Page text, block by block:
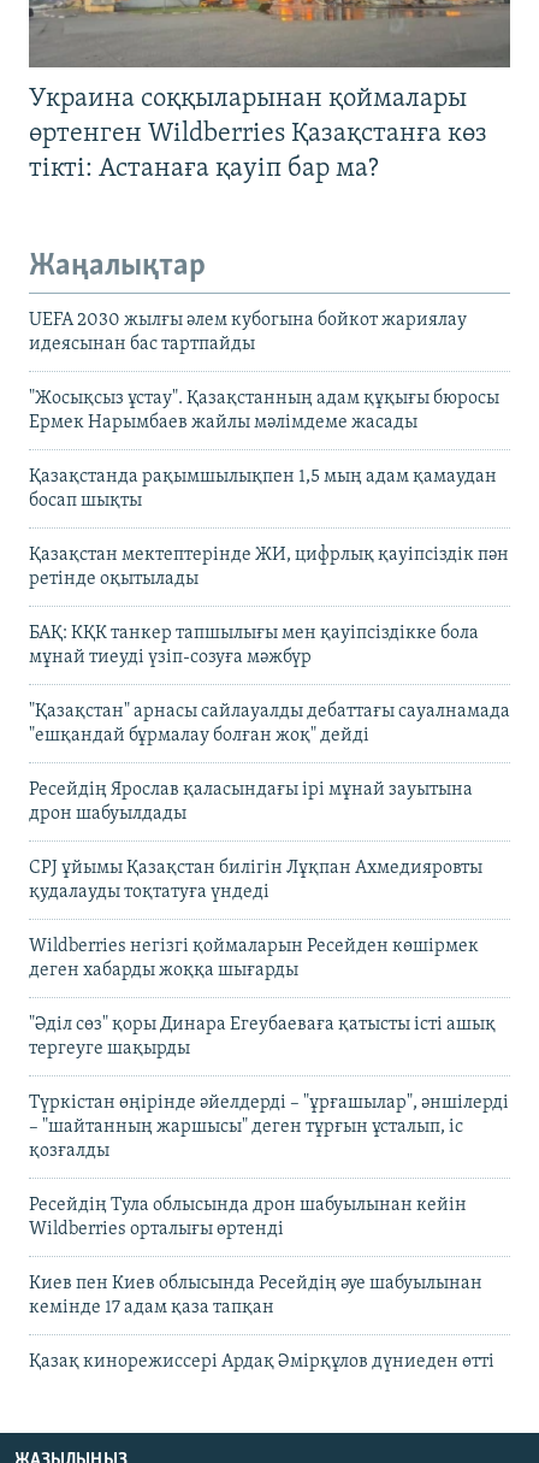
Украина соққыларынан қоймалары
өртенген Wildberries Қазақстанға көз
тікті: Астанаға қауіп бар ма?
Жаңалықтар
UEFA 2030 жылғы әлем кубогына бойкот жариялау
идеясынан бас тартпайды
"Жосықсыз ұстау". Қазақстанның адам құқығы бюросы
Ермек Нарымбаев жайлы мәлімдеме жасады
Қазақстанда рақымшылықпен 1,5 мың адам қамаудан
босап шықты
Қазақстан мектептерінде ЖИ, цифрлық қауіпсіздік пән
ретінде оқытылады
БАҚ: КҚК танкер тапшылығы мен қауіпсіздікке бола
мұнай тиеуді үзіп-созуға мәжбүр
"Қазақстан" арнасы сайлауалды дебаттағы сауалнамада
"ешқандай бұрмалау болған жоқ" дейді
Ресейдің Ярослав қаласындағы ірі мұнай зауытына
дрон шабуылдады
CPJ ұйымы Қазақстан билігін Лұқпан Ахмедияровты
қудалауды тоқтатуға үндеді
Wildberries негізгі қоймаларын Ресейден көшірмек
деген хабарды жоққа шығарды
"Әділ сөз" қоры Динара Егеубаеваға қатысты істі ашық
тергеуге шақырды
Түркістан өңірінде әйелдерді – "ұрғашылар", әншілерді
– "шайтанның жаршысы" деген тұрғын ұсталып, іс
қозғалды
Ресейдің Тула облысында дрон шабуылынан кейін
Wildberries орталығы өртенді
Киев пен Киев облысында Ресейдің әуе шабуылынан
кемінде 17 адам қаза тапқан
Қазақ кинорежиссері Ардақ Әмірқұлов дүниеден өтті